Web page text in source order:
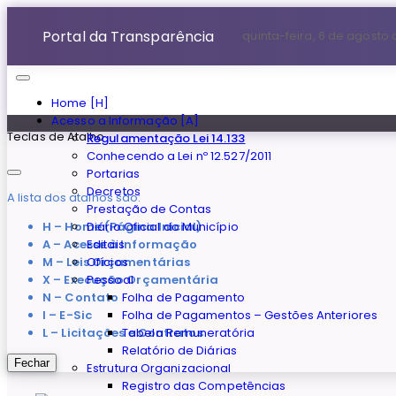
Home [H]
Acesso a Informação [A]
Regulamentação Lei 14.133
Conhecendo a Lei nº 12.527/2011
Portarias
Decretos
Prestação de Contas
Diário Oficial do Município
Editais
Ofícios
Pessoal
Folha de Pagamento
Folha de Pagamentos – Gestões Anteriores
Tabela Remuneratória
Relatório de Diárias
Estrutura Organizacional
Registro das Competências
Portal da Transparência quinta-feira, 6 de agosto
Teclas de Atalho
A lista dos atalhos são:
H – Home (Página Inicial)
A – Acesse à Informação
M – Leis Orçamentárias
X – Execução Orçamentária
N – Contato
I – E-Sic
L – Licitações e Contratos
Fechar